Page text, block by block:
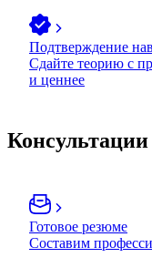
Подтверждение
Сдайте теорию с
и ценнее
Готовое резюме
Составим